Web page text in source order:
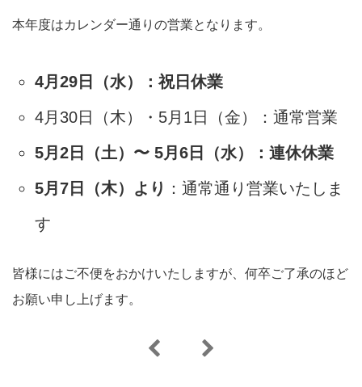
本年度はカレンダー通りの営業となります。
4月29日（水）：祝日休業
4月30日（木）・5月1日（金）：通常営業
5月2日（土）〜 5月6日（水）：連休休業
5月7日（木）より ：通常通り営業いたしま
す
皆様にはご不便をおかけいたしますが、何卒ご了承のほど
お願い申し上げます。